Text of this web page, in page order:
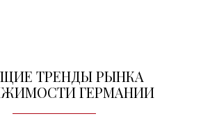
ТРЕНДЫ РЫНКА
ГЕРМАНИИ